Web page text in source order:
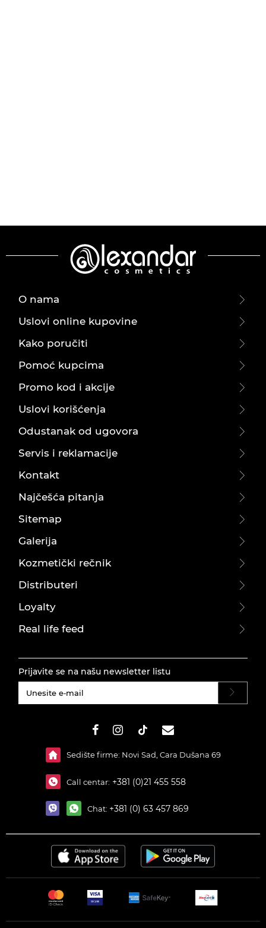
O nama
Uslovi online kupovine
Kako poručiti
Pomoć kupcima
Promo kod i akcije
Uslovi korišćenja
Odustanak od ugovora
Servis i reklamacije
Kontakt
Najčešća pitanja
Sitemap
Galerija
Kozmetički rečnik
Distributeri
Loyalty
Real life feed
Prijavite se na našu newsletter listu
Sedište firme: Novi Sad, Cara Dušana 69
Call centar: +381 (0)21 455 558
Chat: +381 (0) 63 457 869